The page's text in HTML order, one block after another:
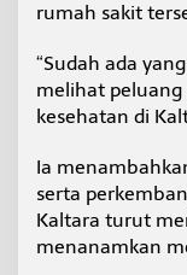
rumah sakit
“Sudah ada
melihat
kesehatan di
Ia
serta
Kaltara turut
menanamkan